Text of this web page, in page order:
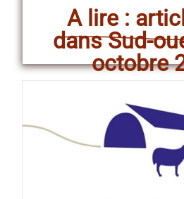
A lire :
dans Sud-
octobre